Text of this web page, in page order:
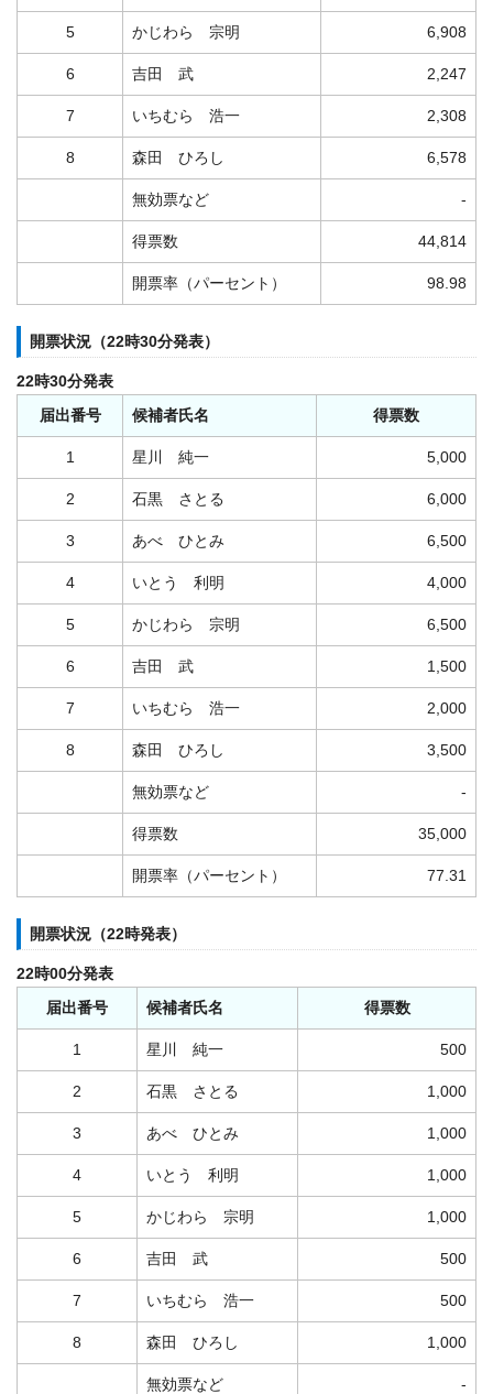
5 かじわら 宗明 6,908
6 吉田 武 2,247
7 いちむら 浩一 2,308
8 森田 ひろし 6,578
無効票など -
得票数 44,814
開票率（パーセント） 98.98
開票状況（22時30分発表）
22時30分発表
届出番号
候補者氏名 得票数
1 星川 純一 5,000
2 石黒 さとる 6,000
3 あべ ひとみ 6,500
4 いとう 利明 4,000
5 かじわら 宗明 6,500
6 吉田 武 1,500
7 いちむら 浩一 2,000
8 森田 ひろし 3,500
無効票など -
得票数 35,000
開票率（パーセント） 77.31
開票状況（22時発表）
22時00分発表
届出番号
候補者氏名 得票数
1 星川 純一 500
2 石黒 さとる 1,000
3 あべ ひとみ 1,000
4 いとう 利明 1,000
5 かじわら 宗明 1,000
6 吉田 武 500
7 いちむら 浩一 500
8 森田 ひろし 1,000
無効票など -